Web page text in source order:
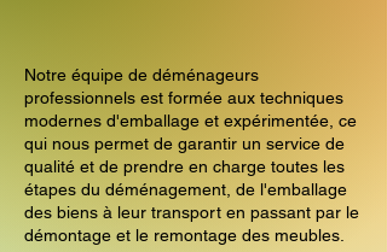
Notre équipe de déménageurs
professionnels est formée aux techniques
modernes d'emballage et expérimentée, ce
qui nous permet de garantir un service de
qualité et de prendre en charge toutes les
étapes du déménagement, de l'emballage
des biens à leur transport en passant par le
démontage et le remontage des meubles.